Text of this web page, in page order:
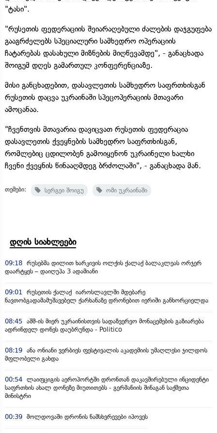
"ტასი".
"რუსეთის ფედერაციის შეიარაღებული ძალების დაჯგუფება
გააგრძელებს სპეციალური სამხედრო ოპერაციის
ჩატარებას დასახული მიზნების მიღწევამდე", - განაცხადა
შოიგუმ დღეს გამართულ კონფერენციაზე.
მისი განცხადებით, დასავლეთის სამხედრო საფრთხისგან
რუსეთის დაცვა უკრაინაში სპეცოპერაციის მთავარი
ამოცანაა.
"ჩვენთვის მთავარია დავიცვათ რუსეთის ფედერაცია
დასავლეთის ქვეყნების სამხედრო საფრთხისგან,
რომლებიც ცდილობენ გამოიყენონ უკრაინელი ხალხი
ჩვენი ქვეყნის წინააღმდეგ ბრძოლაში", - განაცხადა მან.
თემები: სერგეი შოიგუ ომი უკრაინაში
დღის სიახლეები
09:18 რუსებმა დილით ხარკივის ოლქის ქალაქ ბალაკლეას ორჯერ
დაარტყეს – დაიღუპა 3 ადამიანი
09:01
რუსეთის ქალაქ იაროსლავლში მდებარე
ნავთობგადამამუშავებელ ქარხანაზე დრონებით იერიში განხორციელდა
08:45 აშშ-ის მიერ უკრაინისთვის სადაზვერვო მონაცემების გაზიარება
ადრინდელ დონეს დაუბრუნდა - Politico
08:19 ანა ონიანი ვერბიეს ფესტივალის აკადემიის უმაღლესი ჯილდოს
მფლობელი გახდა
00:54 ლაიფციგის აეროპორტში დრონთან დაკავშირებული ინციდენტი
საფრთხის ახალ დონეზე მიუთითებს - გერმანიის შინაგან საქმეთა
მინისტრი
00:39 მოლდოვაში დრონის ნამსხვრევები იპოვეს